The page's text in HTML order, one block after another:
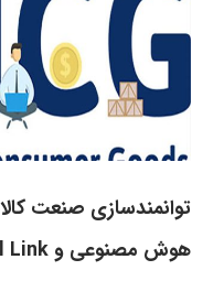
هوش مصنوعی و GS1 Digital Link